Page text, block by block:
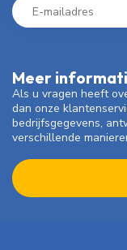
Meer
Als u vragen heeft
dan onze
bedrijfsgegevens,
verschillende